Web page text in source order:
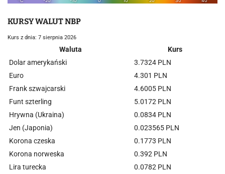
KURSY WALUT NBP
Kurs z dnia: 7 sierpnia 2026
Waluta
Kurs
Dolar amerykański
3.7324 PLN
Euro
4.301 PLN
Frank szwajcarski
4.6005 PLN
Funt szterling
5.0172 PLN
Hrywna (Ukraina)
0.0834 PLN
Jen (Japonia)
0.023565 PLN
Korona czeska
0.1773 PLN
Korona norweska
0.392 PLN
Lira turecka
0.0782 PLN